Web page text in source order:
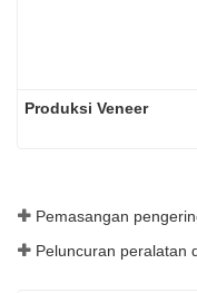
Produksi Veneer